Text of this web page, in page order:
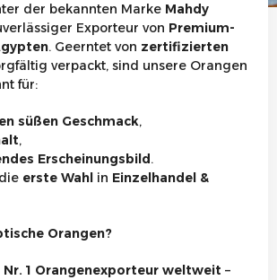
der bekannten Marke Mahdy
Exporteur von Premium-
. Geerntet von zertifizierten
verpackt, sind unsere Orangen
für:
süßen Geschmack,
,
Erscheinungsbild.
erste Wahl in Einzelhandel &
Orangen?
Nr. 1 Orangenexporteur weltweit –